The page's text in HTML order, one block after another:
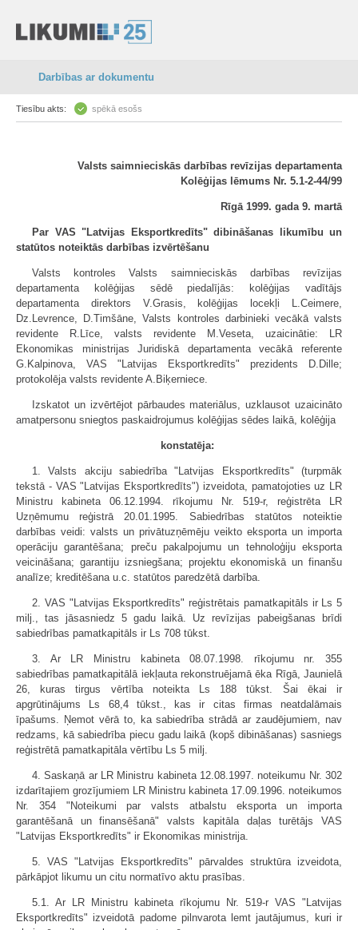
Darbības ar dokumentu
Tiesību akts: spēkā esošs
Valsts saimnieciskās darbības revīzijas departamenta
Kolēģijas lēmums Nr. 5.1-2-44/99
Rīgā 1999. gada 9. martā
Par VAS "Latvijas Eksportkredīts" dibināšanas likumību un
statūtos noteiktās darbības izvērtēšanu
Valsts kontroles Valsts saimnieciskās darbības revīzijas
departamenta kolēģijas sēdē piedalījās: kolēģijas vadītājs
departamenta direktors V.Grasis, kolēģijas locekļi L.Ceimere,
Dz.Levrence, D.Timšāne, Valsts kontroles darbinieki vecākā valsts
revidente R.Līce, valsts revidente M.Veseta, uzaicinātie: LR
Ekonomikas ministrijas Juridiskā departamenta vecākā referente
G.Kalpinova, VAS "Latvijas Eksportkredīts" prezidents D.Dille;
protokolēja valsts revidente A.Biķerniece.
Izskatot un izvērtējot pārbaudes materiālus, uzklausot uzaicināto
amatpersonu sniegtos paskaidrojumus kolēģijas sēdes laikā, kolēģija
konstatēja:
1. Valsts akciju sabiedrība "Latvijas Eksportkredīts" (turpmāk
tekstā - VAS "Latvijas Eksportkredīts") izveidota, pamatojoties uz LR
Ministru kabineta 06.12.1994. rīkojumu Nr. 519-r, reģistrēta LR
Uzņēmumu reģistrā 20.01.1995. Sabiedrības statūtos noteiktie
darbības veidi: valsts un privātuzņēmēju veikto eksporta un importa
operāciju garantēšana; preču pakalpojumu un tehnoloģiju eksporta
veicināšana; garantiju izsniegšana; projektu ekonomiskā un finanšu
analīze; kreditēšana u.c. statūtos paredzētā darbība.
2. VAS "Latvijas Eksportkredīts" reģistrētais pamatkapitāls ir Ls 5
milj., tas jāsasniedz 5 gadu laikā. Uz revīzijas pabeigšanas brīdi
sabiedrības pamatkapitāls ir Ls 708 tūkst.
3. Ar LR Ministru kabineta 08.07.1998. rīkojumu nr. 355
sabiedrības pamatkapitālā iekļauta rekonstruējamā ēka Rīgā, Jaunielā
26, kuras tirgus vērtība noteikta Ls 188 tūkst. Šai ēkai ir
apgrūtinājums Ls 68,4 tūkst., kas ir citas firmas neatdalāmais
īpašums. Ņemot vērā to, ka sabiedrība strādā ar zaudējumiem, nav
redzams, kā sabiedrība piecu gadu laikā (kopš dibināšanas) sasniegs
reģistrētā pamatkapitāla vērtību Ls 5 milj.
4. Saskaņā ar LR Ministru kabineta 12.08.1997. noteikumu Nr. 302
izdarītajiem grozījumiem LR Ministru kabineta 17.09.1996. noteikumos
Nr. 354 "Noteikumi par valsts atbalstu eksporta un importa
garantēšanā un finansēšanā" valsts kapitāla daļas turētājs VAS
"Latvijas Eksportkredīts" ir Ekonomikas ministrija.
5. VAS "Latvijas Eksportkredīts" pārvaldes struktūra izveidota,
pārkāpjot likumu un citu normatīvo aktu prasības.
5.1. Ar LR Ministru kabineta rīkojumu Nr. 519-r VAS "Latvijas
Eksportkredīts" izveidotā padome pilnvarota lemt jautājumus, kuri ir